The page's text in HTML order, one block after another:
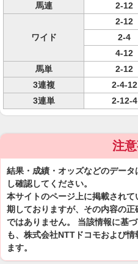
馬連
2-12
ワイド
2-12
2-4
4-12
馬単
2-12
3連複
2-4-12
3連単
2-12-4
注
結果・成績・オッズなどのデー
し確認してください。
本サイトのページ上に掲載され
期しておりますが、その内容の
ではありません。 当該情報に基
も、株式会社NTTドコモおよび
ます。